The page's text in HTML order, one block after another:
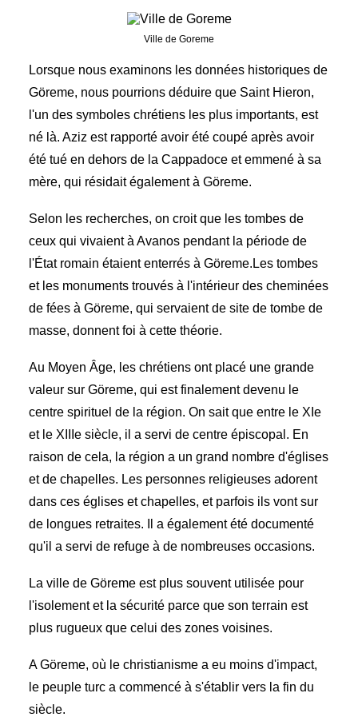
Ville de Goreme
Lorsque nous examinons les données historiques de
Göreme, nous pourrions déduire que Saint Hieron,
l'un des symboles chrétiens les plus importants, est
né là. Aziz est rapporté avoir été coupé après avoir
été tué en dehors de la Cappadoce et emmené à sa
mère, qui résidait également à Göreme.
Selon les recherches, on croit que les tombes de
ceux qui vivaient à Avanos pendant la période de
l'État romain étaient enterrés à Göreme.Les tombes
et les monuments trouvés à l'intérieur des cheminées
de fées à Göreme, qui servaient de site de tombe de
masse, donnent foi à cette théorie.
Au Moyen Âge, les chrétiens ont placé une grande
valeur sur Göreme, qui est finalement devenu le
centre spirituel de la région. On sait que entre le XIe
et le XIIIe siècle, il a servi de centre épiscopal. En
raison de cela, la région a un grand nombre d'églises
et de chapelles. Les personnes religieuses adorent
dans ces églises et chapelles, et parfois ils vont sur
de longues retraites. Il a également été documenté
qu'il a servi de refuge à de nombreuses occasions.
La ville de Göreme est plus souvent utilisée pour
l'isolement et la sécurité parce que son terrain est
plus rugueux que celui des zones voisines.
A Göreme, où le christianisme a eu moins d'impact,
le peuple turc a commencé à s'établir vers la fin du
siècle.